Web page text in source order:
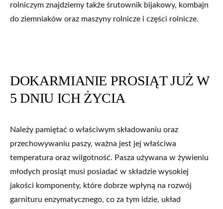
rolniczym znajdziemy także śrutownik bijakowy, kombajn
do ziemniaków oraz maszyny rolnicze i części rolnicze.
DOKARMIANIE PROSIĄT JUŻ W
5 DNIU ICH ŻYCIA
Należy pamiętać o właściwym składowaniu oraz
przechowywaniu paszy, ważna jest jej właściwa
temperatura oraz wilgotność. Pasza używana w żywieniu
młodych prosiąt musi posiadać w składzie wysokiej
jakości komponenty, które dobrze wpłyną na rozwój
garnituru enzymatycznego, co za tym idzie, układ